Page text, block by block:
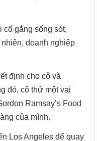
cố gắng sống sót,
doanh nghiệp
định cho cô và
đó, cô thử một vai
Ramsay’s Food
của mình.
Los Angeles để quay